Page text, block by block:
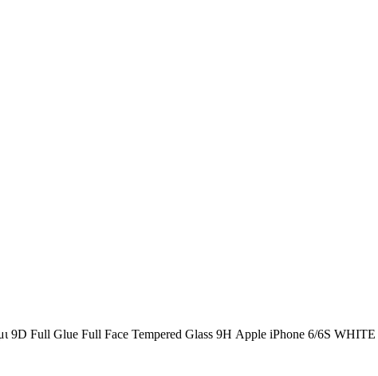
9D Full Glue Full Face Tempered Glass 9H Αpple iPhone 6/6S WHITE